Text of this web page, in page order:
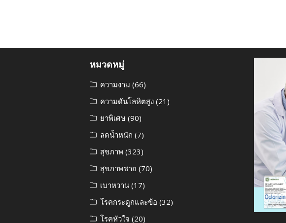
หมวดหมู่
ความงาม (66)
ความดันโลหิตสูง (21)
ยาพิเศษ (90)
ลดน้ำหนัก (7)
สุขภาพ (323)
สุขภาพชาย (70)
เบาหวาน (17)
โรคกระดูกและข้อ (32)
โรคหัวใจ (20)